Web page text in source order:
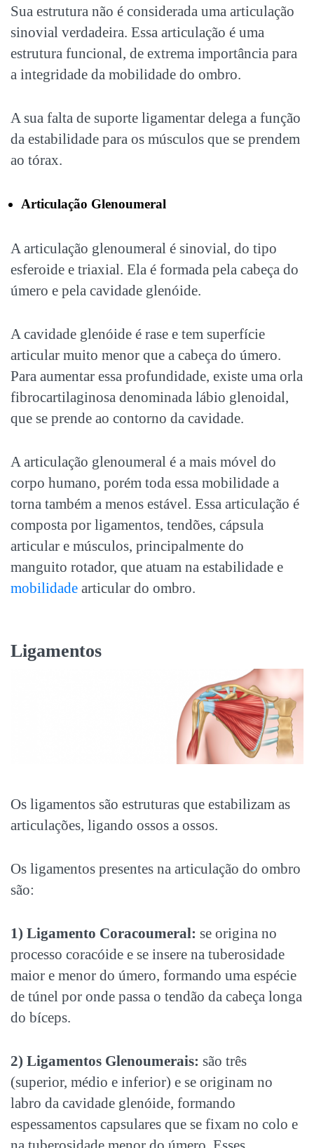
Sua estrutura não é considerada uma articulação
sinovial verdadeira. Essa articulação é uma
estrutura funcional, de extrema importância para
a integridade da mobilidade do ombro.
A sua falta de suporte ligamentar delega a função
da estabilidade para os músculos que se prendem
ao tórax.
Articulação Glenoumeral
A articulação glenoumeral é sinovial, do tipo
esferoide e triaxial. Ela é formada pela cabeça do
úmero e pela cavidade glenóide.
A cavidade glenóide é rase e tem superfície
articular muito menor que a cabeça do úmero.
Para aumentar essa profundidade, existe uma orla
fibrocartilaginosa denominada lábio glenoidal,
que se prende ao contorno da cavidade.
A articulação glenoumeral é a mais móvel do
corpo humano, porém toda essa mobilidade a
torna também a menos estável. Essa articulação é
composta por ligamentos, tendões, cápsula
articular e músculos, principalmente do
manguito rotador, que atuam na estabilidade e
mobilidade articular do ombro.
Ligamentos
Os ligamentos são estruturas que estabilizam as
articulações, ligando ossos a ossos.
Os ligamentos presentes na articulação do ombro
são:
1) Ligamento Coracoumeral: se origina no
processo coracóide e se insere na tuberosidade
maior e menor do úmero, formando uma espécie
de túnel por onde passa o tendão da cabeça longa
do bíceps.
2) Ligamentos Glenoumerais: são três
(superior, médio e inferior) e se originam no
labro da cavidade glenóide, formando
espessamentos capsulares que se fixam no colo e